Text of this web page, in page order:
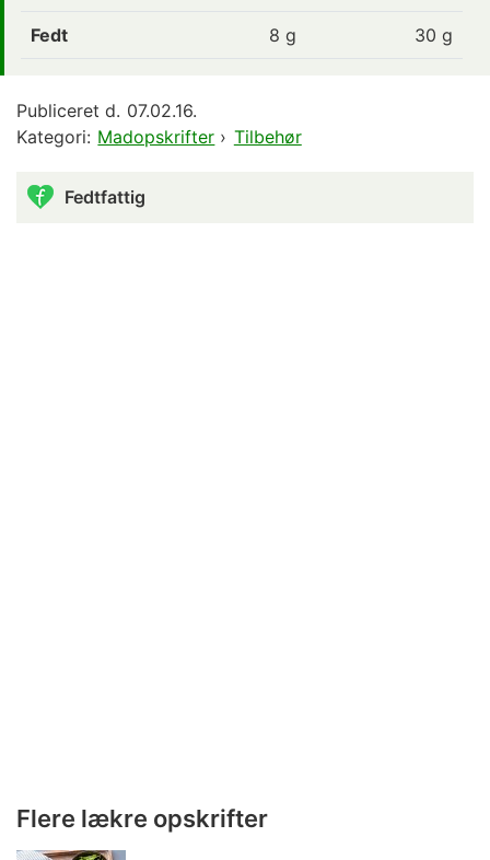
Fedt 8 g 30 g
Publiceret d. 07.02.16.
Kategori: Madopskrifter › Tilbehør
Fedtfattig
Flere lækre opskrifter